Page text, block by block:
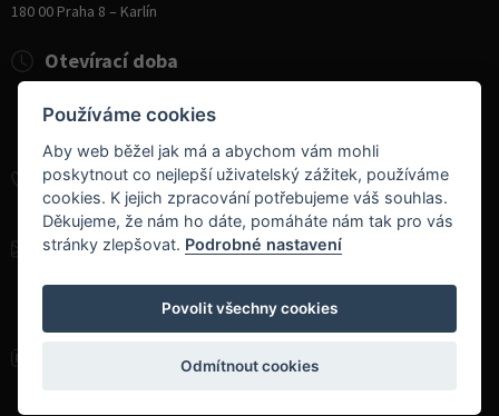
180 00 Praha 8 – Karlín
+420 284 826 787
+420 604 728 042
info@boatpark.cz
Otevírací doba
Úterý - Pátek
10:00 - 19:00
Sobota
9:00 - 14:00
Používáme cookies
Aby web běžel jak má a abychom vám mohli
poskytnout co nejlepší uživatelský zážitek, používáme
cookies. K jejich zpracování potřebujeme váš souhlas.
Děkujeme, že nám ho dáte, pomáháte nám tak pro vás
stránky zlepšovat. Podrobné nastavení
Povolit všechny cookies
Odmítnout cookies